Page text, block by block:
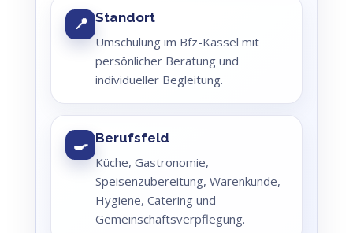
📍 Standort
Umschulung im Bfz-Kassel mit
persönlicher Beratung und
individueller Begleitung.
🍳 Berufsfeld
Küche, Gastronomie,
Speisenzubereitung, Warenkunde,
Hygiene, Catering und
Gemeinschaftsverpflegung.